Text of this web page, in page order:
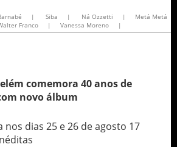
| Siba | Ná Ozzetti |
Metá Metá
Franco | Vanessa Moreno |
comemora 40 anos de
novo álbum
dias 25 e 26 de agosto 17